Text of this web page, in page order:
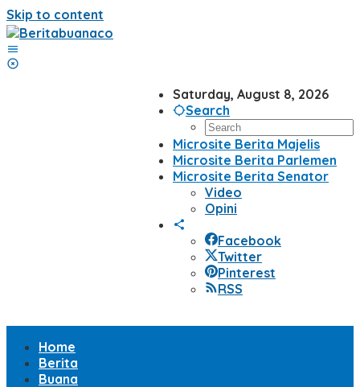
Skip to content
Saturday, August 8, 2026
Search
Microsite Berita Majelis
Microsite Berita Parlemen
Microsite Berita Senator
Video
Opini
Facebook
Twitter
Pinterest
RSS
Home
Berita
Buana